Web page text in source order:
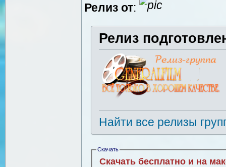
Релиз от:
Релиз
Найти все релизы
Скачать
Скачать бесплатно и на